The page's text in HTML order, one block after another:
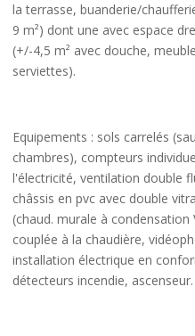
la terrasse, buanderie/
9 m²) dont une avec espace
(+/-4,5 m² avec douche,
serviettes).
Equipements : sols carrelés
chambres), compteurs
l'électricité, ventilation double
châssis en pvc avec double
(chaud. murale à
couplée à la chaudière,
installation électrique en
détecteurs incendie, ascenseur.